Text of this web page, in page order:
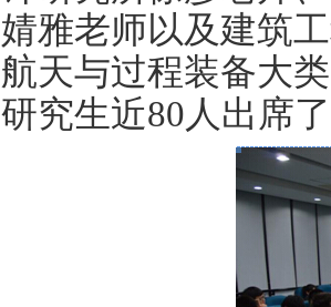
婧雅老师以及建筑
航天与过程装备大
研究生近80人出席